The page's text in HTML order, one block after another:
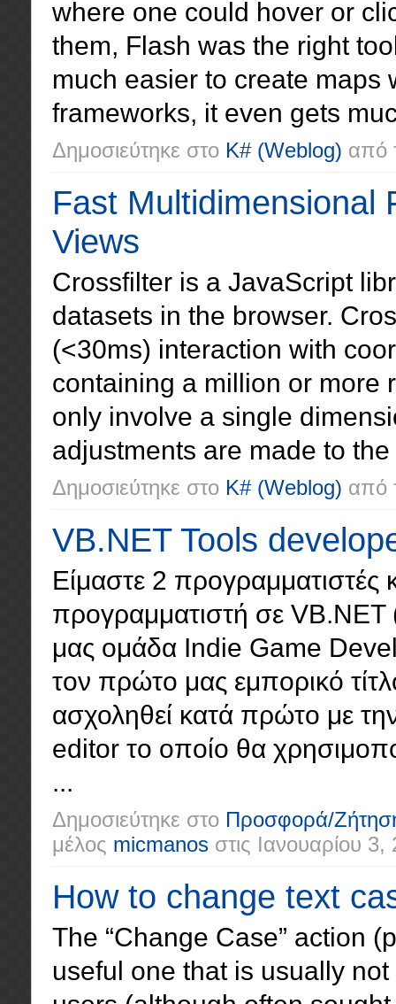
where one could hover or
them, Flash was the right
much easier to create maps
frameworks, it even gets
Δημοσιεύτηκε στο K# (Weblog) από
Fast Multidimensional
Views
Crossfilter is a JavaScript
datasets in the browser.
(<30ms) interaction with
containing a million or more
only involve a single
adjustments are made to
Δημοσιεύτηκε στο K# (Weblog) από
VB.NET Tools
Είμαστε 2 προγραμματιστές
προγραμματιστή σε VB.NET
μας ομάδα Indie Game
τον πρώτο μας εμπορικό
ασχοληθεί κατά πρώτο με
editor το οποίο θα
...
Δημοσιεύτηκε στο Προσφορά/
μέλος micmanos στις Ιανουαρίου 3,
How to change text
The “Change Case” action
useful one that is usually